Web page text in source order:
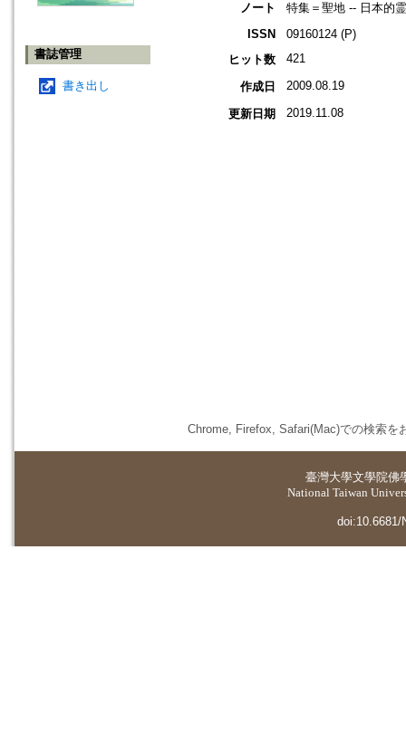
書誌管理
書き出し
ノート
特集＝聖地 -- 日本的
ISSN
09160124 (P)
ヒット数
421
作成日 2009.08.19
更新日期 2019.11.08
Chrome, Firefox, Safari(Mac)での検索を
臺灣大學文學院佛
National Taiwan
doi:10.6681/